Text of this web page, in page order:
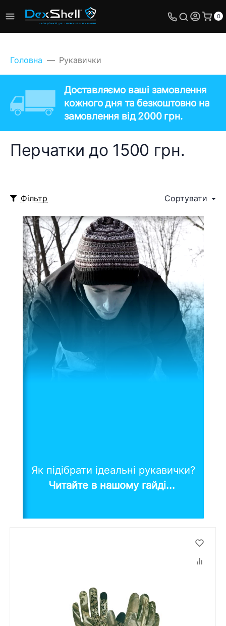
0
Головна Рукавички
Доставляємо ваші замовлення
кожного дня та безкоштовно на
замовлення від 2000 грн.
Перчатки до 1500 грн.
Фільтр Сортувати
Як підібрати ідеальні рукавички?
Читайте в нашому гайді...